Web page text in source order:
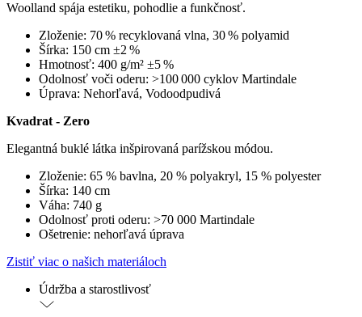
Woolland spája estetiku, pohodlie a funkčnosť.
Zloženie: 70 % recyklovaná vlna, 30 % polyamid
Šírka: 150 cm ±2 %
Hmotnosť: 400 g/m² ±5 %
Odolnosť voči oderu: >100 000 cyklov Martindale
Úprava: Nehorľavá, Vodoodpudivá
Kvadrat - Zero
Elegantná buklé látka inšpirovaná parížskou módou.
Zloženie: 65 % bavlna, 20 % polyakryl, 15 % polyester
Šírka: 140 cm
Váha: 740 g
Odolnosť proti oderu: >70 000 Martindale
Ošetrenie: nehorľavá úprava
Zistiť viac o našich materiáloch
Údržba a starostlivosť